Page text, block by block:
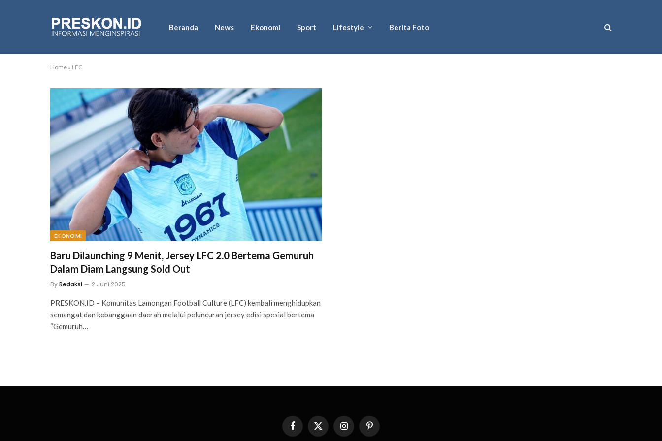
Beranda News Ekonomi Sport Lifestyle Berita Foto
Home » LFC
EKONOMI
Baru Dilaunching 9 Menit, Jersey LFC 2.0 Bertema Gemuruh
Dalam Diam Langsung Sold Out
ByRedaksi 2 Juni 2025
PRESKON.ID – Komunitas Lamongan Football Culture (LFC) kembali menghidupkan
semangat dan kebanggaan daerah melalui peluncuran jersey edisi spesial bertema
“Gemuruh…
FacebookX
(Twitter)
InstagramPinterest